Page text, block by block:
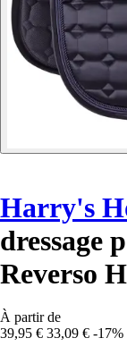
Harry's
dressage
Reverso
À partir de
39,95 € 33,09 € -17%